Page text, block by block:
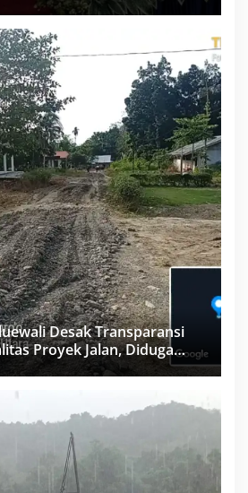
Desak Transparansi
Proyek Jalan, Diduga